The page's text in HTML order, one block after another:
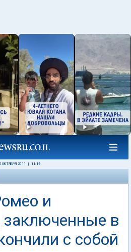
ОКТЯБРЯ 2011 11:19
и
заключенные в
с собой